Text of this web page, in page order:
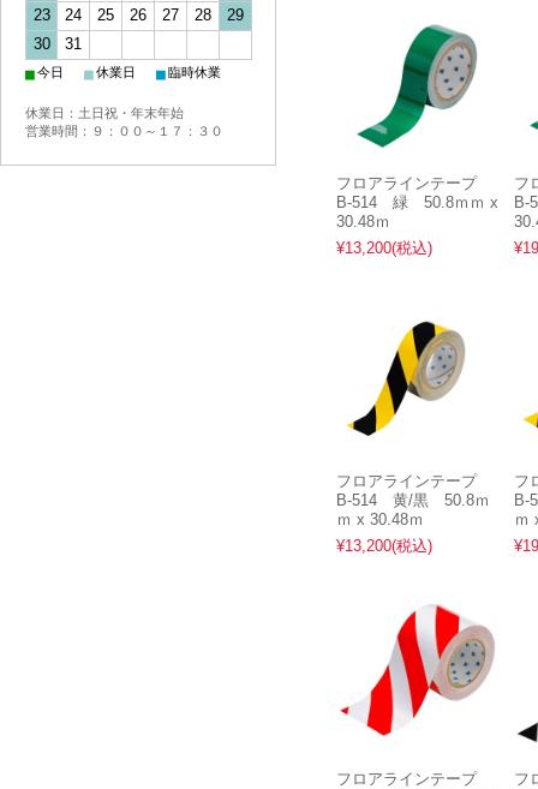
フロアラインテープ
B-514 緑 50.8ｍｍ x
30.48ｍ
¥13,200(税込)
フ
B-
フロアラインテープ
B-514 黄/黒 50.8ｍ
ｍ x 30.48ｍ
¥13,200(税込)
フ
B-
ｍ
フロアラインテープ
フ
23
24 25 26 27 28
29
30
31
■今日 ■休業日 ■臨時休業
休業日：土日祝・年末年始
営業時間：９：００～１７：３０